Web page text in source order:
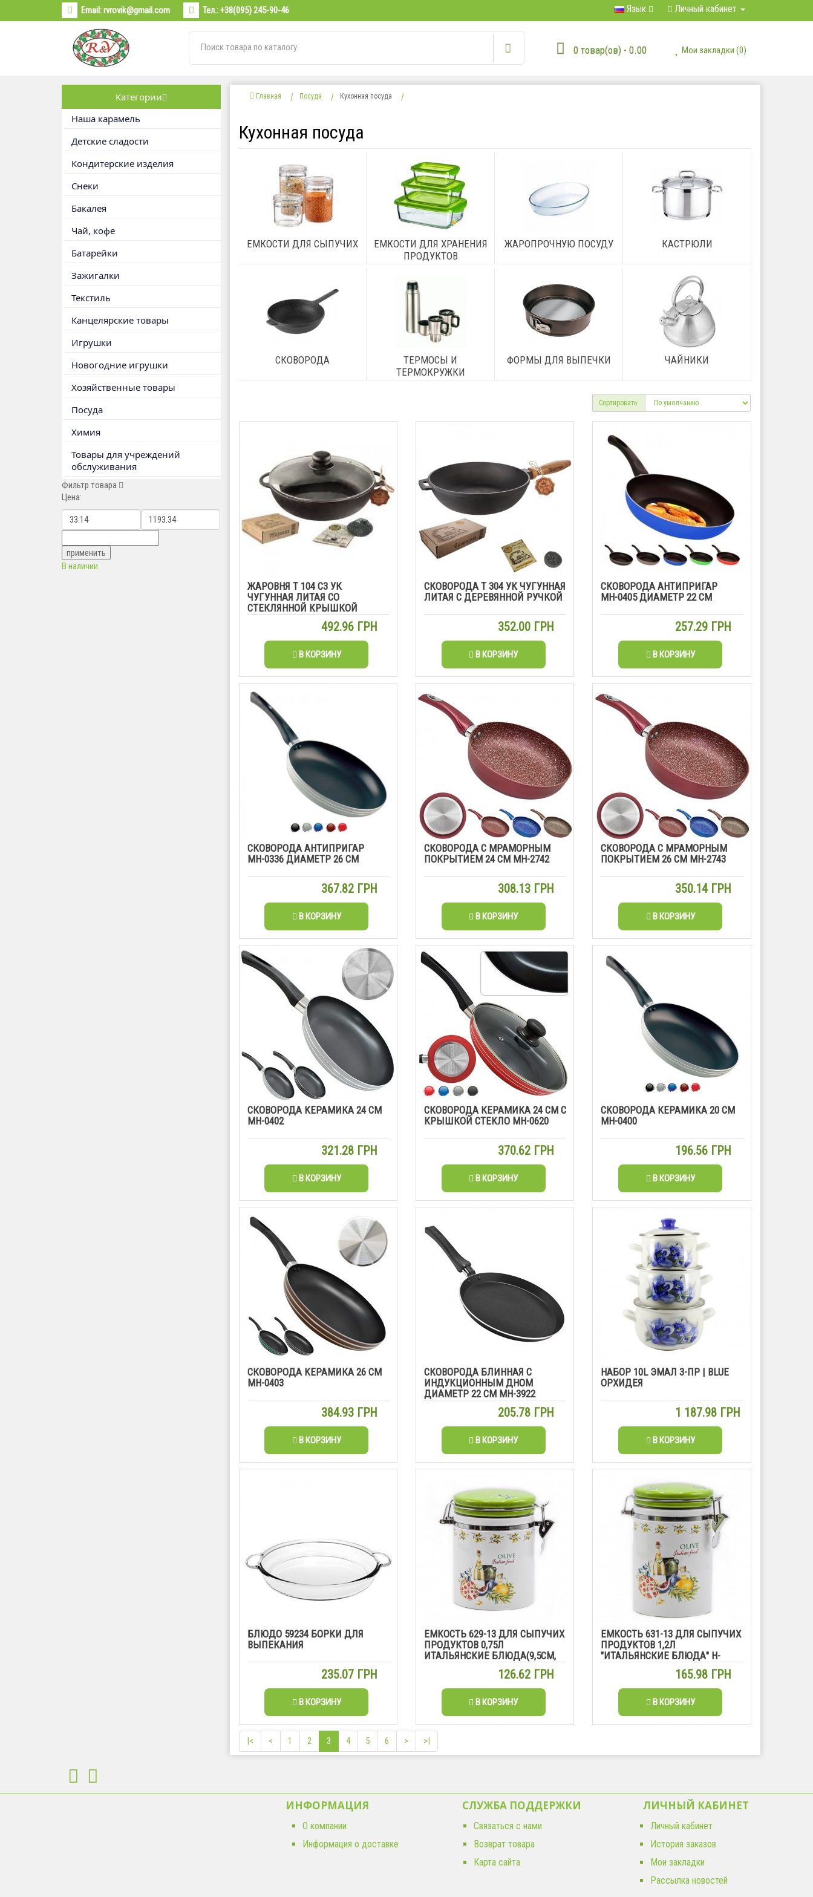
Email:rvrovik@gmail.com Тел.:+38(095) 245-90-46 Язык Личный кабинет
0 товар(ов) - 0.00 Мои закладки (0)
Категории
Наша карамель
Детские сладости
Кондитерские изделия
Снеки
Бакалея
Чай, кофе
Батарейки
Зажигалки
Текстиль
Канцелярские товары
Игрушки
Новогодние игрушки
Хозяйственные товары
Посуда
Химия
Товары для учреждений
обслуживания
Фильтр товара
Цена:
В наличии
Главная Посуда Кухонная посуда
Кухонная посуда
ЕМКОСТИ ДЛЯ СЫПУЧИХ
ЕМКОСТИ ДЛЯ ХРАНЕНИЯ
ПРОДУКТОВ
ЖАРОПРОЧНУЮ ПОСУДУ КАСТРЮЛИ
СКОВОРОДА
ТЕРМОСЫ И
ТЕРМОКРУЖКИ
ФОРМЫ ДЛЯ ВЫПЕЧКИ ЧАЙНИКИ
Сортировать:
ЖАРОВНЯ Т 104 С3 УК
ЧУГУННАЯ ЛИТАЯ СО
СТЕКЛЯННОЙ КРЫШКОЙ
492.96 ГРН
В КОРЗИНУ
СКОВОРОДА Т 304 УК ЧУГУННАЯ
ЛИТАЯ С ДЕРЕВЯННОЙ РУЧКОЙ
352.00 ГРН
В КОРЗИНУ
СКОВОРОДА АНТИПРИГАР
МН-0405 ДИАМЕТР 22 СМ
257.29 ГРН
В КОРЗИНУ
СКОВОРОДА АНТИПРИГАР
МН-0336 ДИАМЕТР 26 СМ
367.82 ГРН
В КОРЗИНУ
СКОВОРОДА С МРАМОРНЫМ
ПОКРЫТИЕМ 24 СМ МН-2742
308.13 ГРН
В КОРЗИНУ
СКОВОРОДА С МРАМОРНЫМ
ПОКРЫТИЕМ 26 СМ МН-2743
350.14 ГРН
В КОРЗИНУ
СКОВОРОДА КЕРАМИКА 24 СМ
MH-0402
321.28 ГРН
В КОРЗИНУ
СКОВОРОДА КЕРАМИКА 24 СМ С
КРЫШКОЙ СТЕКЛО MH-0620
370.62 ГРН
В КОРЗИНУ
СКОВОРОДА КЕРАМИКА 20 СМ
MH-0400
196.56 ГРН
В КОРЗИНУ
СКОВОРОДА КЕРАМИКА 26 СМ
MH-0403
384.93 ГРН
В КОРЗИНУ
СКОВОРОДА БЛИННАЯ С
ИНДУКЦИОННЫМ ДНОМ
ДИАМЕТР 22 СМ МН-3922
205.78 ГРН
В КОРЗИНУ
НАБОР 10L ЭМАЛ 3-ПР | BLUE
ОРХИДЕЯ
1 187.98 ГРН
В КОРЗИНУ
БЛЮДО 59234 БОРКИ ДЛЯ
ВЫПЕКАНИЯ
235.07 ГРН
В КОРЗИНУ
ЕМКОСТЬ 629-13 ДЛЯ СЫПУЧИХ
ПРОДУКТОВ 0,75Л
ИТАЛЬЯНСКИЕ БЛЮДА(9,5СМ,
126.62 ГРН
В КОРЗИНУ
ЕМКОСТЬ 631-13 ДЛЯ СЫПУЧИХ
ПРОДУКТОВ 1,2Л
"ИТАЛЬЯНСКИЕ БЛЮДА" H-
165.98 ГРН
В КОРЗИНУ
|< < 1 2 3 4 5 6 > >|
ИНФОРМАЦИЯ
О компании
Информация о доставке
СЛУЖБА ПОДДЕРЖКИ
Связаться с нами
Возврат товара
Карта сайта
ЛИЧНЫЙ КАБИНЕТ
Личный кабинет
История заказов
Мои закладки
Рассылка новостей